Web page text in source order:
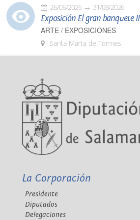
26/06/2026 31/08/2026
Exposición El gran banquete II
ARTE / EXPOSICIONES
Santa Marta de Tormes
La Corporación
Presidente
Diputados
Delegaciones